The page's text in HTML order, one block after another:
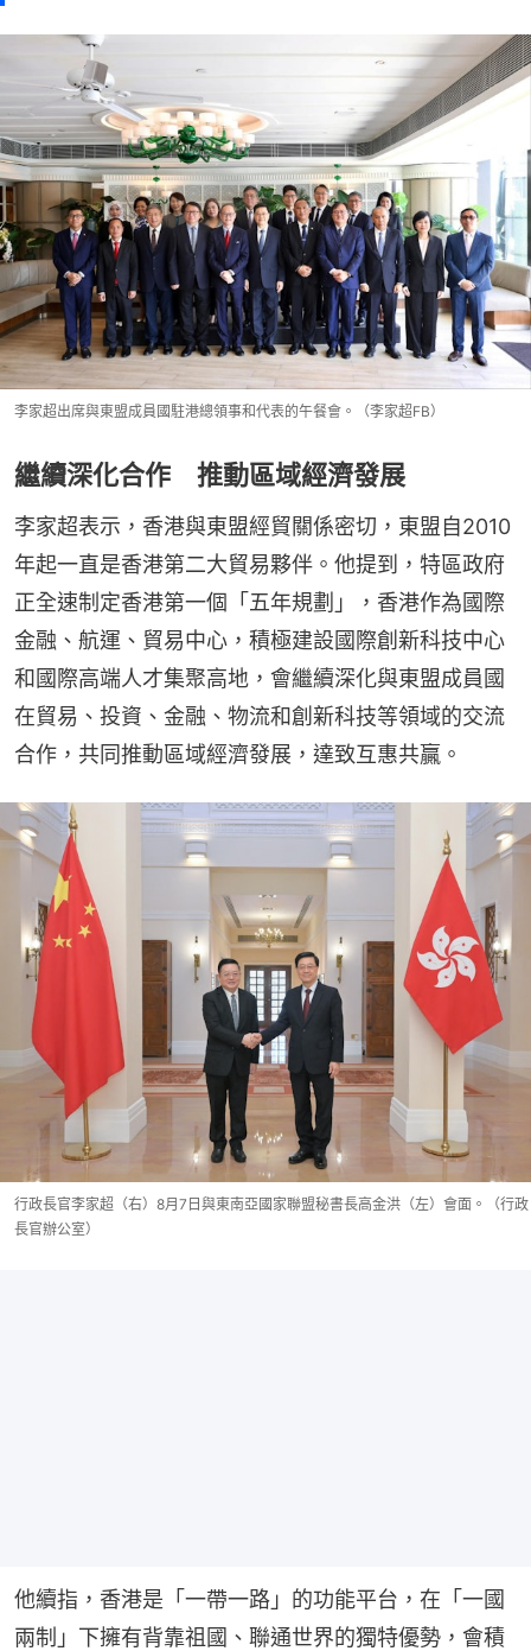
李家超出席與東盟成員國駐港總領事和代表的午餐會。（李家超FB）
繼續深化合作 推動區域經濟發展
李家超表示，香港與東盟經貿關係密切，東盟自2010
年起一直是香港第二大貿易夥伴。他提到，特區政府
正全速制定香港第一個「五年規劃」，香港作為國際
金融、航運、貿易中心，積極建設國際創新科技中心
和國際高端人才集聚高地，會繼續深化與東盟成員國
在貿易、投資、金融、物流和創新科技等領域的交流
合作，共同推動區域經濟發展，達致互惠共贏。
行政長官李家超（右）8月7日與東南亞國家聯盟秘書長高金洪（左）會面。（行政
長官辦公室）
他續指，香港是「一帶一路」的功能平台，在「一國
兩制」下擁有背靠祖國、聯通世界的獨特優勢，會積